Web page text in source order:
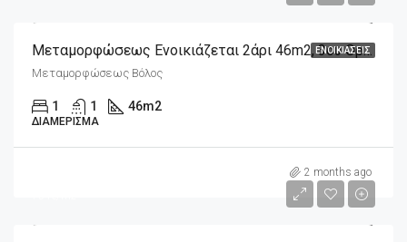
ΕΝΟΙΚΙΆΣΕΙΣ
Μεταμορφώσεως Ενοικιάζεται 2άρι 46m2, 3ου Ορόφου
Μεταμορφώσεως Βόλος
1 1 46m2
ΔΙΑΜΈΡΙΣΜΑ
2 months ago